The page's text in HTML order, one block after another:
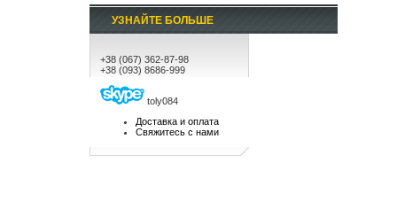
УЗНАЙТЕ БОЛЬШЕ
+38 (067) 362-87-98
+38 (093) 8686-999
toly084
Доставка и оплата
Свяжитесь с нами